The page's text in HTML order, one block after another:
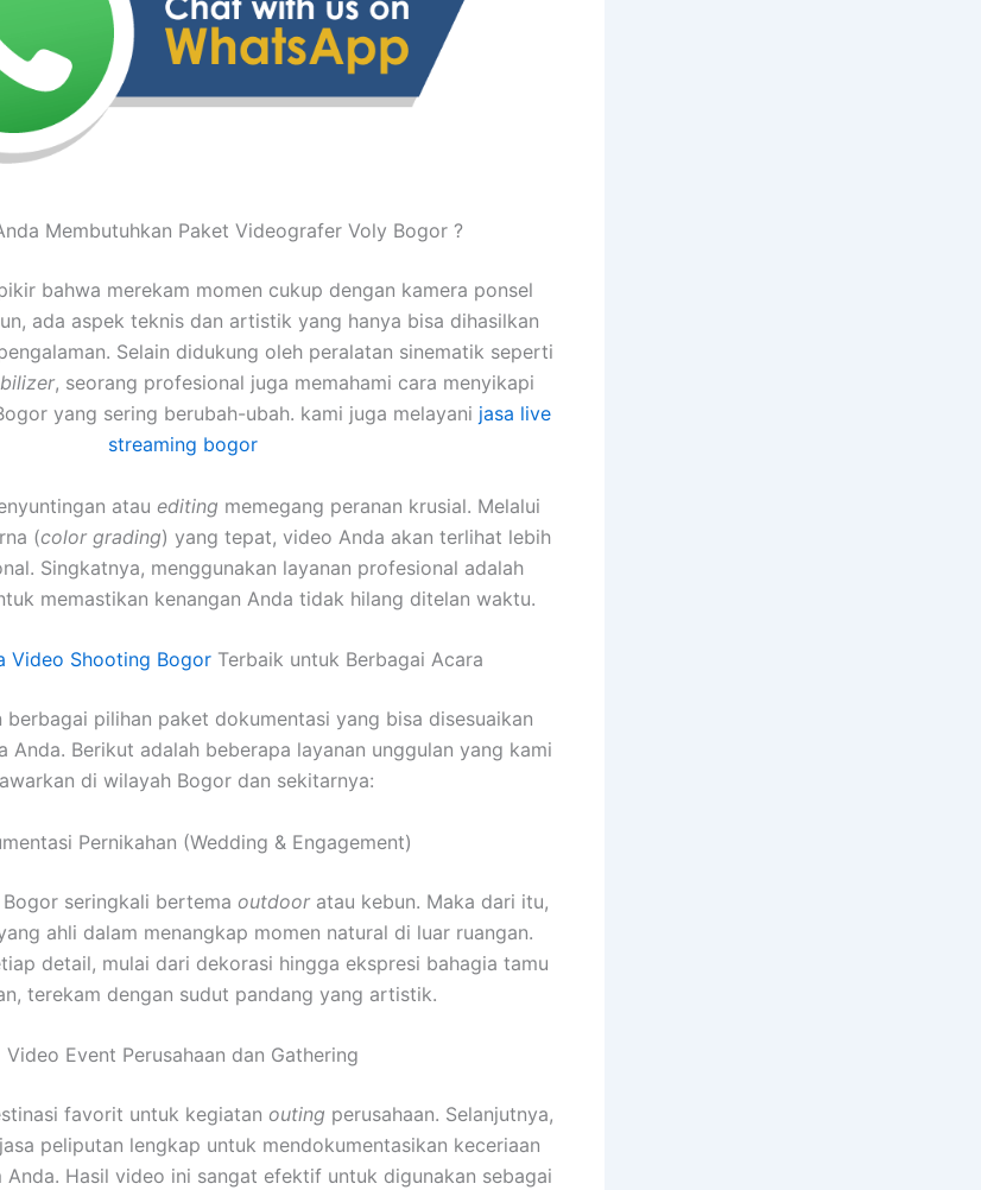
Membutuhkan Paket Videografer Voly Bogor ?
bahwa merekam momen cukup dengan kamera ponsel
ada aspek teknis dan artistik yang hanya bisa dihasilkan
Selain didukung oleh peralatan sinematik seperti
, seorang profesional juga memahami cara menyikapi
yang sering berubah-ubah. kami juga melayani jasa live
streaming bogor
atau editing memegang peranan krusial. Melalui
(color grading) yang tepat, video Anda akan terlihat lebih
Singkatnya, menggunakan layanan profesional adalah
memastikan kenangan Anda tidak hilang ditelan waktu.
Video Shooting BogorTerbaik untuk Berbagai Acara
berbagai pilihan paket dokumentasi yang bisa disesuaikan
Anda. Berikut adalah beberapa layanan unggulan yang kami
di wilayah Bogor dan sekitarnya:
Pernikahan (Wedding & Engagement)
seringkali bertema outdooratau kebun. Maka dari itu,
ahli dalam menangkap momen natural di luar ruangan.
detail, mulai dari dekorasi hingga ekspresi bahagia tamu
terekam dengan sudut pandang yang artistik.
Video Event Perusahaan dan Gathering
favorit untuk kegiatan outing perusahaan. Selanjutnya,
peliputan lengkap untuk mendokumentasikan keceriaan
Hasil video ini sangat efektif untuk digunakan sebagai